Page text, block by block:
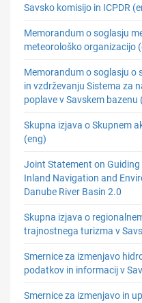
Savsko komisijo in ICPDR
Memorandum o soglasju
meteorološko organizacijo
Memorandum o soglasju o
in vzdrževanju Sistema za
poplave v Savskem bazenu
Skupna izjava o Skupnem
(eng)
Joint Statement on
Inland Navigation and
Danube River Basin 2.0
Skupna izjava o
trajnostnega turizma v
Smernice za izmenjavo
podatkov in informacij v
Smernice za izmenjavo in